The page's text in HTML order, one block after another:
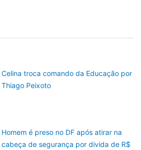
Celina troca comando da Educação por
Thiago Peixoto
Homem é preso no DF após atirar na
cabeça de segurança por divida de R$